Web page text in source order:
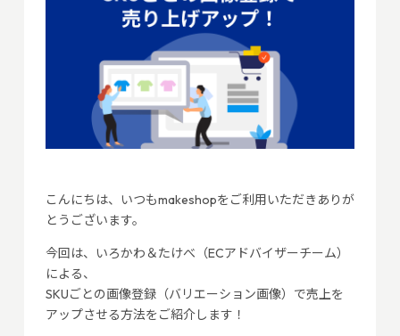
こんにちは、いつもmakeshopをご利用いただきありが
とうございます。
今回は、いろかわ＆たけべ（ECアドバイザーチーム）
による、
SKUごとの画像登録（バリエーション画像）で売上を
アップさせる方法をご紹介します！